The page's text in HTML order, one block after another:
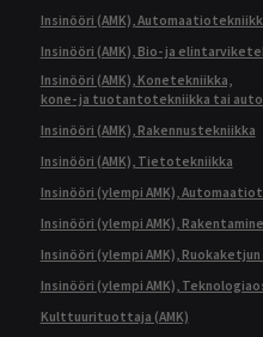
Insinööri (AMK),
Insinööri (AMK), Bio- ja
Insinööri (AMK), Konetekniikka,
kone- ja tuotantotekniikka tai
Insinööri (AMK), Rakennustekniikka
Insinööri (AMK), Tietotekniikka
Insinööri (ylempi AMK),
Insinööri (ylempi AMK),
Insinööri (ylempi AMK),
Insinööri (ylempi AMK),
Kulttuurituottaja (AMK)